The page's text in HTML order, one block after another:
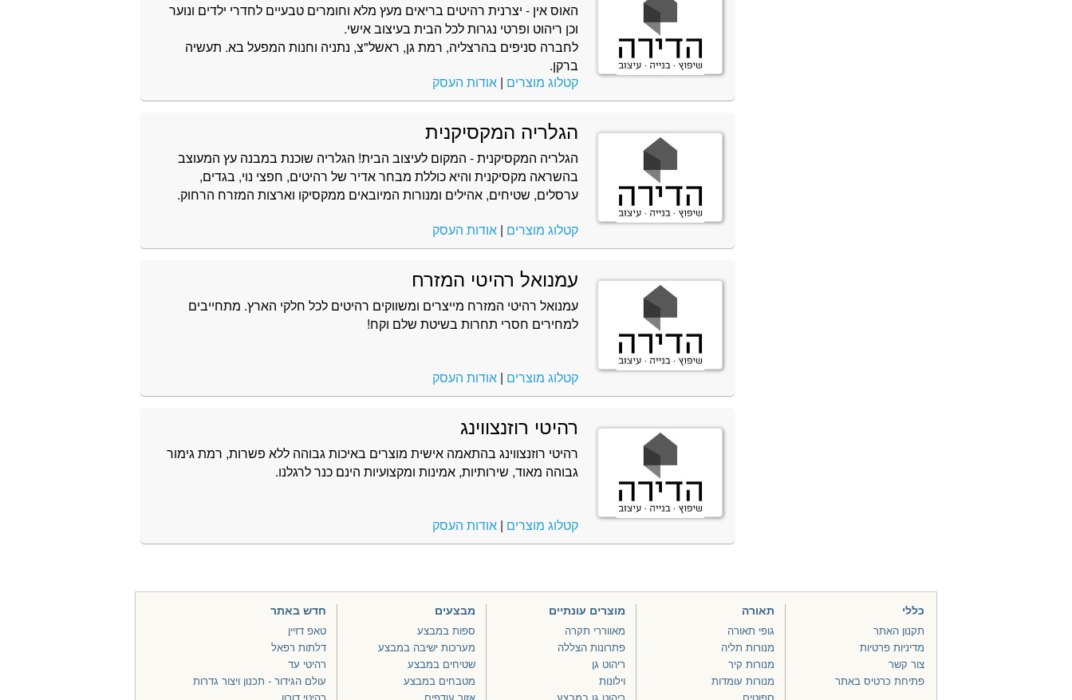
האוס אין - יצרנית רהיטים בריאים מעץ מלא וחומרים טבעיים לחדרי ילדים ונוער
וכן ריהוט ופרטי נגרות לכל הבית בעיצוב אישי.
לחברה סניפים בהרצליה, רמת גן, ראשל"צ, נתניה וחנות המפעל בא. תעשיה
ברקן.
קטלוג מוצרים |אודות העסק
הגלריה המקסיקנית
הגלריה המקסיקנית - המקום לעיצוב הבית! הגלריה שוכנת במבנה עץ המעוצב
בהשראה מקסיקנית והיא כוללת מבחר אדיר של רהיטים, חפצי נוי, בגדים,
ערסלים, שטיחים, אהילים ומנורות המיובאים ממקסיקו וארצות המזרח הרחוק.
קטלוג מוצרים |אודות העסק
עמנואל רהיטי המזרח
עמנואל רהיטי המזרח מייצרים ומשווקים רהיטים לכל חלקי הארץ. מתחייבים
למחירים חסרי תחרות בשיטת שלם וקח!
קטלוג מוצרים |אודות העסק
רהיטי רוזנצווינג
רהיטי רוזנצווינג בהתאמה אישית מוצרים באיכות גבוהה ללא פשרות, רמת גימור
גבוהה מאוד, שירותיות, אמינות ומקצועיות הינם כנר לרגלנו.
קטלוג מוצרים |אודות העסק
כללי
תקנון האתר
מדיניות פרטיות
צור קשר
פתיחת כרטיס באתר
תאורה
גופי תאורה
מנורות תליה
מנורות קיר
מנורות עומדות
מוצרים עונתיים
מאווררי תקרה
פתרונות הצללה
ריהוט גן
וילונות
מבצעים
ספות במבצע
מערכות ישיבה במבצע
שטיחים במבצע
מטבחים במבצע
חדש באתר
טאפ דזיין
דלתות רפאל
רהיטי עד
עולם הגידור - תכנון ויצור גדרות